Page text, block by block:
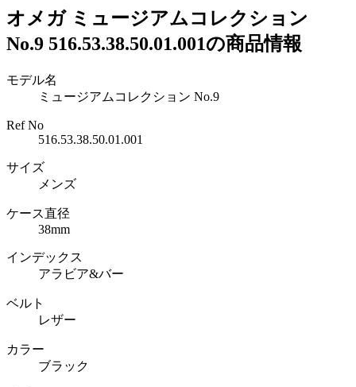
オメガ ミュージアムコレクション
No.9 516.53.38.50.01.001の商品情報
モデル名
ミュージアムコレクション No.9
Ref No
516.53.38.50.01.001
サイズ
メンズ
ケース直径
38mm
インデックス
アラビア&バー
ベルト
レザー
カラー
ブラック